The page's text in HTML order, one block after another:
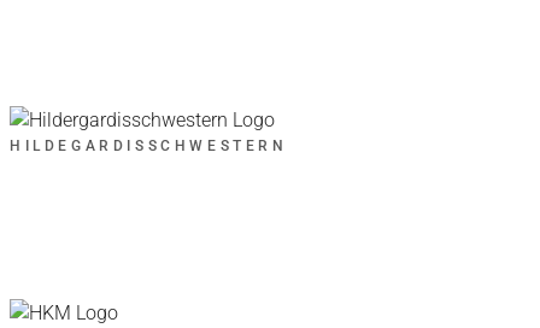
HILDEGARDISSCHWESTERN